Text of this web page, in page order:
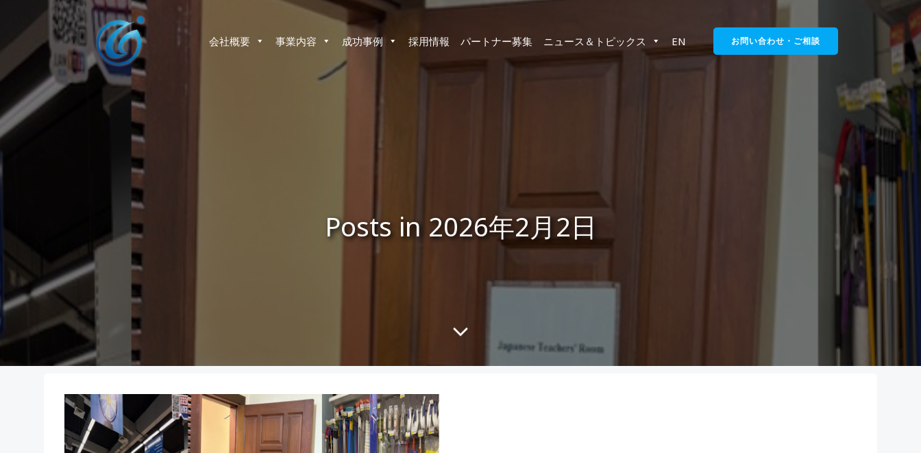
ツ
ス
キ
ッ
会社概要 事業内容 成功事例 採用情報 パートナー募集 ニュース＆トピックス EN お問い合わせ・ご相談
Posts in 2026年2月2日